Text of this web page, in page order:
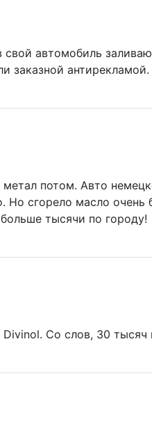
автомобиль
заказной антирекламой.
потом. Авто
Но сгорело масло
тысячи по городу!
Со слов, 30